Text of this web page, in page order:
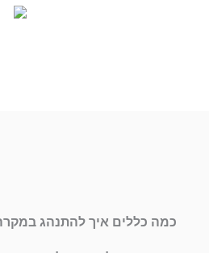
כמה כללים איך להתנהג